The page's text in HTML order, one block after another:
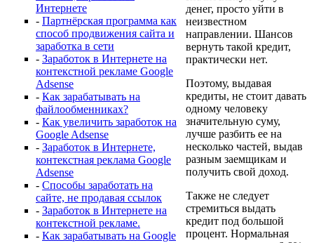
Интернете
- Партнёрская программа как
способ продвижения сайта и
заработка в сети
- Заработок в Интернете на
контекстной рекламе Google
Adsense
- Как зарабатывать на
файлообменниках?
- Как увеличить заработок на
Google Adsense
- Заработок в Интернете,
контекстная реклама Google
Adsense
- Способы заработать на
сайте, не продавая ссылок
- Заработок в Интернете на
контекстной рекламе.
- Как зарабатывать на Google
денег, просто уйти в
неизвестном
направлении. Шансов
вернуть такой кредит,
практически нет.
Поэтому, выдавая
кредиты, не стоит давать
одному человеку
значительную суму,
лучше разбить ее на
несколько частей, выдав
разным заемщикам и
получить свой доход.
Также не следует
стремиться выдать
кредит под большой
процент. Нормальная